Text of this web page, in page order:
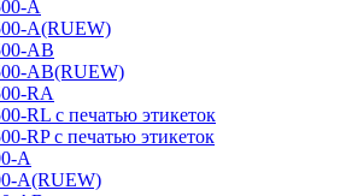
A
A(RUEW)
AB
AB(RUEW)
RA
RL с печатью этикеток
RP с печатью этикеток
A
A(RUEW)